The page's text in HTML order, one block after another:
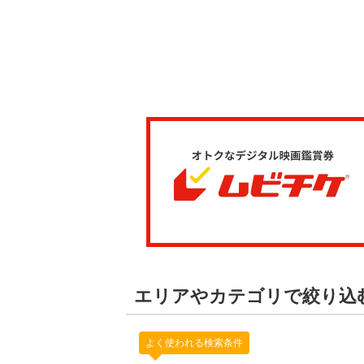
エリアやカテゴリで絞り込
よく使われる検索条件